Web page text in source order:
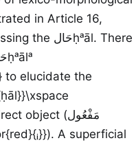
in Article 16,
the حَالḥᵃāl. There
ḥᵃālᵃ
to elucidate the
object (مَفْعُول
). A superficial